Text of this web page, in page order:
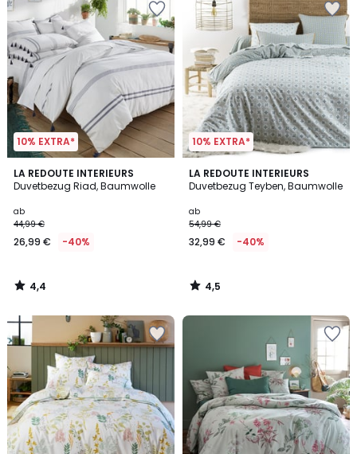
10% EXTRA*
LA REDOUTE INTERIEURS
Duvetbezug Riad, Baumwolle
ab
44,99 €
26,99 € -40%
4,4
/ 5
4,4
/
10% EXTRA*
LA REDOUTE INTERIEURS
Duvetbezug Teyben, Baumwolle
ab
54,99 €
32,99 € -40%
4,5
/ 5
4,5
/